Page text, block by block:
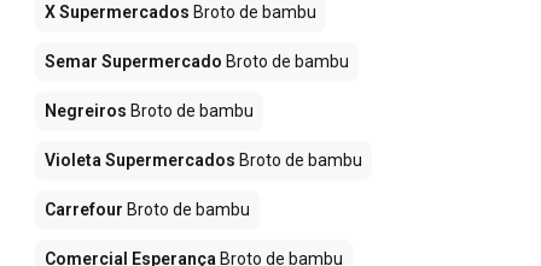
X Supermercados Broto de bambu
Semar Supermercado Broto de bambu
Negreiros Broto de bambu
Violeta Supermercados Broto de bambu
Carrefour Broto de bambu
Comercial Esperança Broto de bambu